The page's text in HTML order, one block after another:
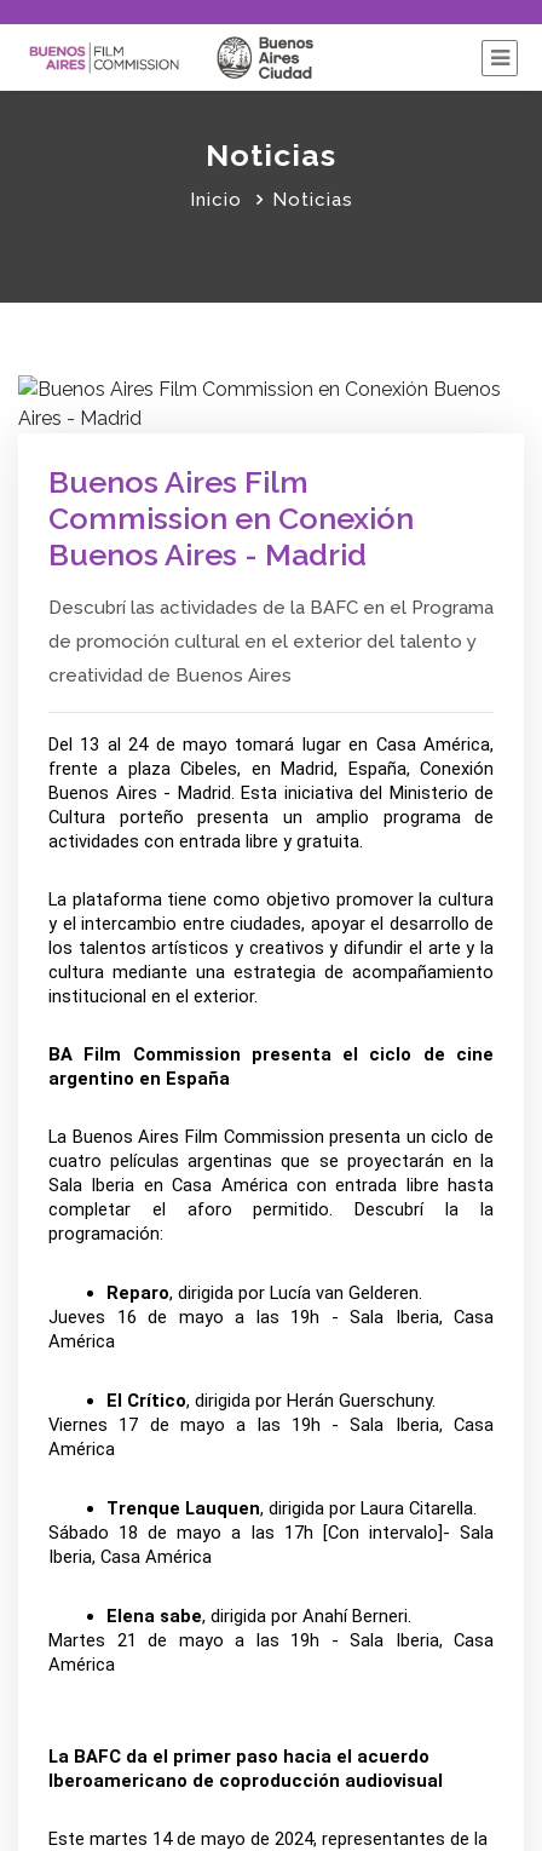
Noticias
Inicio Noticias
Buenos Aires Film
Commission en Conexión
Buenos Aires - Madrid
Descubrí las actividades de la BAFC en el Programa
de promoción cultural en el exterior del talento y
creatividad de Buenos Aires
Del 13 al 24 de mayo tomará lugar en Casa América,
frente a plaza Cibeles, en Madrid, España, Conexión
Buenos Aires - Madrid. Esta iniciativa del Ministerio de
Cultura porteño presenta un amplio programa de
actividades con entrada libre y gratuita.
La plataforma tiene como objetivo promover la cultura
y el intercambio entre ciudades, apoyar el desarrollo de
los talentos artísticos y creativos y difundir el arte y la
cultura mediante una estrategia de acompañamiento
institucional en el exterior.
BA Film Commission presenta el ciclo de cine
argentino en España
La Buenos Aires Film Commission presenta un ciclo de
cuatro películas argentinas que se proyectarán en la
Sala Iberia en Casa América con entrada libre hasta
completar el aforo permitido. Descubrí la la
programación:
Reparo, dirigida por Lucía van Gelderen.
Jueves 16 de mayo a las 19h - Sala Iberia, Casa
América
El Crítico, dirigida por Herán Guerschuny.
Viernes 17 de mayo a las 19h - Sala Iberia, Casa
América
Trenque Lauquen, dirigida por Laura Citarella.
Sábado 18 de mayo a las 17h [Con intervalo]- Sala
Iberia, Casa América
Elena sabe, dirigida por Anahí Berneri.
Martes 21 de mayo a las 19h - Sala Iberia, Casa
América
La BAFC da el primer paso hacia el acuerdo
Iberoamericano de coproducción audiovisual
Este martes 14 de mayo de 2024, representantes de la